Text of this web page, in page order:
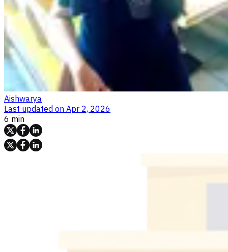
Aishwarya
Last updated on Apr 2, 2026
6 min